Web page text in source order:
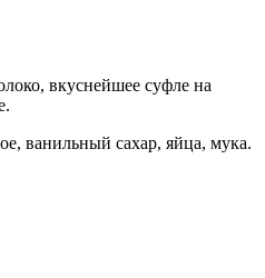
вкуснейшее суфле на
ванильный сахар, яйца, мука.